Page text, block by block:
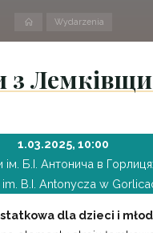
StronaWydarzenia
з
1.03.2025, 10:00
Б.І. Антонича в
im. B.I. Antonycza w
dla dzieci i